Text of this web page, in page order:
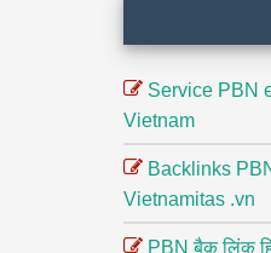
Service PBN
Vietnam
Backlinks
Vietnamitas .vn
PBN बैक लिंक